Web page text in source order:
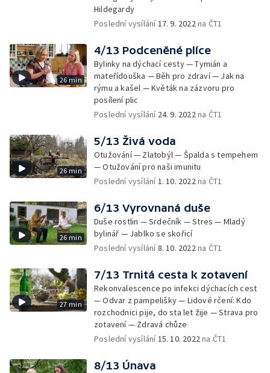
Hildegardy
Poslední vysílání17. 9. 2022na ČT1
26 min
4/13 Podceněné plíce
Bylinky na dýchací cesty — Tymián a
mateřídouška — Běh pro zdraví — Jak na
rýmu a kašel — Květák na zázvoru pro
posílení plic
Poslední vysílání 24. 9. 2022na ČT1
26 min
5/13 Živá voda
Otužování — Zlatobýl — Špalda s tempehem
— Otužování pro naši imunitu
Poslední vysílání1. 10. 2022na ČT1
26 min
6/13 Vyrovnaná duše
Duše rostlin — Srdečník — Stres — Mladý
bylinář — Jablko se skořicí
Poslední vysílání8. 10. 2022na ČT1
27 min
7/13 Trnitá cesta k zotavení
Rekonvalescence po infekci dýchacích cest
— Odvar z pampelišky — Lidové rčení: Kdo
rozchodnici pije, do sta let žije — Strava pro
zotavení — Zdravá chůze
Poslední vysílání15. 10. 2022na ČT1
8/13 Únava